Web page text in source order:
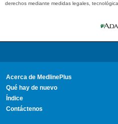
derechos mediante medidas legales,
Acerca de MedlinePlus
Qué hay de nuevo
Índice
Contáctenos